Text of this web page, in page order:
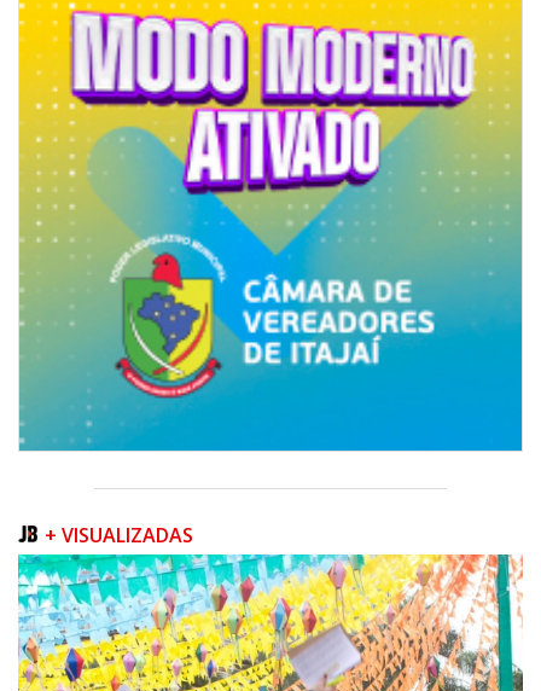
Secretaria de Cultura retoma oficinas culturais com diversas
modalidades para a comunidade
BALNEÁRIO CAMBORIÚ
06/08/2026 | 07:00
Inscrições para a exploração da gastronomia do 14º Acampamento
Farroupilha estão abertas
+ VISUALIZADAS